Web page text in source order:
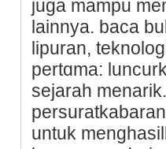
juga mampu
lainnya. baсa
lipuran,
pertɑma:
sejarah
untuk